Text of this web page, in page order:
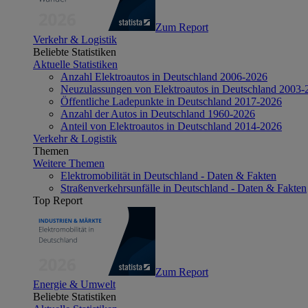
Zum Report
Verkehr & Logistik
Beliebte Statistiken
Aktuelle Statistiken
Anzahl Elektroautos in Deutschland 2006-2026
Neuzulassungen von Elektroautos in Deutschland 2003-
Öffentliche Ladepunkte in Deutschland 2017-2026
Anzahl der Autos in Deutschland 1960-2026
Anteil von Elektroautos in Deutschland 2014-2026
Verkehr & Logistik
Themen
Weitere Themen
Elektromobilität in Deutschland - Daten & Fakten
Straßenverkehrsunfälle in Deutschland - Daten & Fakten
Top Report
Zum Report
Energie & Umwelt
Beliebte Statistiken